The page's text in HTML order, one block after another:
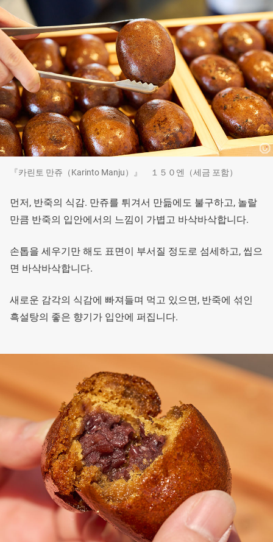
『카린토 만쥬（Karinto Manju）』 １５０엔（세금 포함）
먼저, 반죽의 식감. 만쥬를 튀겨서 만듦에도 불구하고, 놀랄
만큼 반죽의 입안에서의 느낌이 가볍고 바삭바삭합니다.
손톱을 세우기만 해도 표면이 부서질 정도로 섬세하고, 씹으
면 바삭바삭합니다.
새로운 감각의 식감에 빠져들며 먹고 있으면, 반죽에 섞인
흑설탕의 좋은 향기가 입안에 퍼집니다.